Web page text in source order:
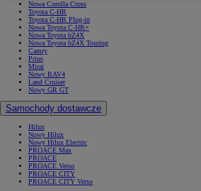
Nowa Corolla Cross
Toyota C-HR
Toyota C-HR Plug-in
Nowa Toyota C-HR+
Nowa Toyota bZ4X
Nowa Toyota bZ4X Touring
Camry
Prius
Mirai
Nowy RAV4
Land Cruiser
Nowy GR GT
Samochody dostawcze
Hilux
Nowy Hilux
Nowy Hilux Electric
PROACE Max
PROACE
PROACE Verso
PROACE CITY
PROACE CITY Verso